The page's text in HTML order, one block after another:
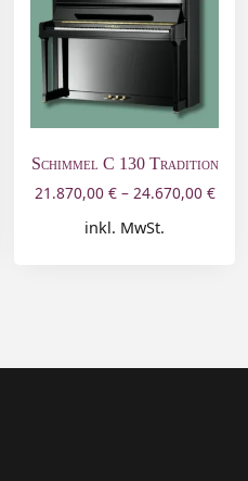
Schimmel C 130 Tradition
21.870,00 €– 24.670,00 €
inkl. MwSt.